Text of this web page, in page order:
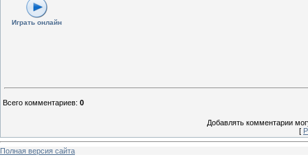
Играть онлайн
Всего комментариев: 0
Добавлять комментарии
[
Полная версия сайта